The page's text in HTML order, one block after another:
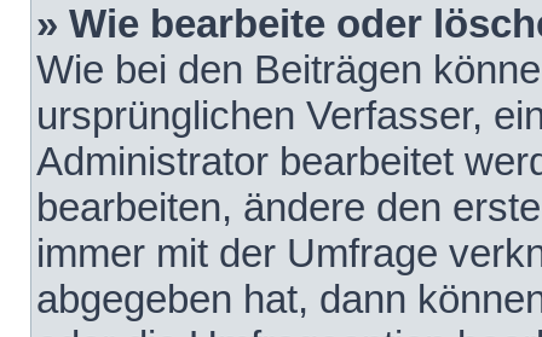
» Wie bearbeite oder
Wie bei den Beiträgen
ursprünglichen Verfasser,
Administrator bearbeitet
bearbeiten, ändere den
immer mit der Umfrage
abgegeben hat, dann